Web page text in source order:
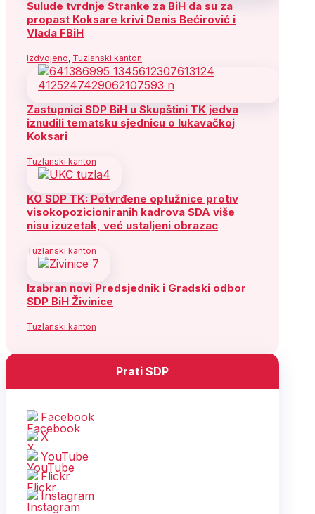
Sulude tvrdnje Stranke za BiH da su za
propast Koksare krivi Denis Bećirović i
Vlada FBiH
Izdvojeno, Tuzlanski kanton
Zastupnici SDP BiH u Skupštini TK jedva
iznudili tematsku sjednicu o lukavačkoj
Koksari
Tuzlanski kanton
KO SDP TK: Potvrđene optužnice protiv
visokopozicioniranih kadrova SDA više
nisu izuzetak, već ustaljeni obrazac
Tuzlanski kanton
Izabran novi Predsjednik i Gradski odbor
SDP BiH Živinice
Tuzlanski kanton
Prati SDP
Facebook
X
YouTube
Flickr
Instagram